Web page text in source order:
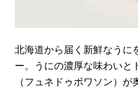
北海道から届く新鮮なうに
ー。うにの濃厚な味わいと
（フュネドゥポワソン）